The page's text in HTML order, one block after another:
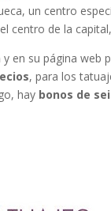
un centro
centro de la
y en su página web
, para los
hay bonos de